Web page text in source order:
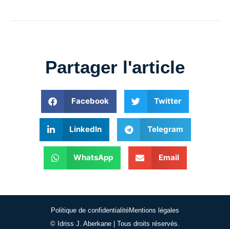
Partager l'article
Facebook Twitter
LinkedIn Telegram
WhatsApp Email
© Idriss J. Aberkane | Tous droits réservés.
Politique de confidentialitéMentions légales